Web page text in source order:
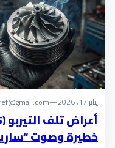
يناير 17, 2026 —
خطيرة وصوت